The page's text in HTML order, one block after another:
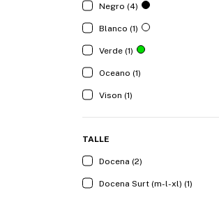
Negro (4)
Blanco (1)
Verde (1)
Oceano (1)
Vison (1)
TALLE
Docena (2)
Docena Surt (m-l-xl) (1)